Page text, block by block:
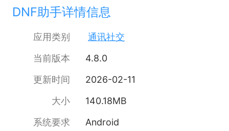
DNF助手详情信息
应用类别
通讯社交
当前版本
4.8.0
更新时间
2026-02-11
大小
140.18MB
系统要求
Android